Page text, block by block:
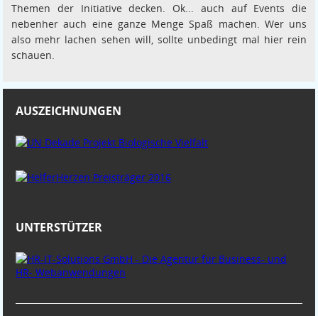
Themen der Initiative decken. Ok... auch auf Events die
nebenher auch eine ganze Menge Spaß machen. Wer uns
also mehr lachen sehen will, sollte unbedingt mal hier rein
schauen.
AUSZEICHNUNGEN
UNTERSTÜTZER